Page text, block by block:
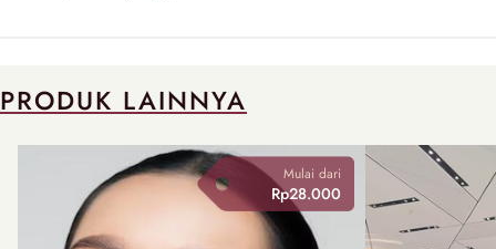
PRODUK LAINNYA
Mulai dari
Rp28.000